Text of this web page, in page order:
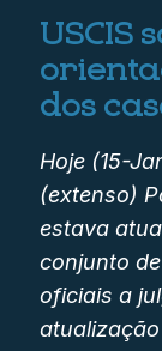
USCIS
dos
Hoje (15-
(extenso)
estava
conjunto
oficiais a